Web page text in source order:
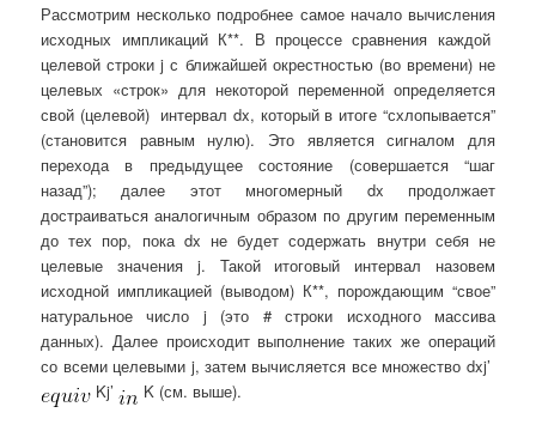
Рассмотрим несколько подробнее самое начало вычисления
исходных импликаций К**. В процессе сравнения каждой
целевой строки j с ближайшей окрестностью (во времени) не
целевых «строк» для некоторой переменной определяется
свой (целевой) интервал dx, который в итоге “схлопывается”
(становится равным нулю). Это является сигналом для
перехода в предыдущее состояние (совершается “шаг
назад”); далее этот многомерный dx продолжает
достраиваться аналогичным образом по другим переменным
до тех пор, пока dx не будет содержать внутри себя не
целевые значения j. Такой итоговый интервал назовем
исходной импликацией (выводом) К**, порождающим “свое”
натуральное число j (это # строки исходного массива
данных). Далее происходит выполнение таких же операций
со всеми целевыми j, затем вычисляется все множество dxj’
Kj’
K (см. выше).